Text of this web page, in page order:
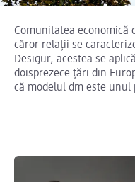
Comunitatea economică
căror relații se
Desigur, acestea se
doisprezece țări din
că modelul dm este unul